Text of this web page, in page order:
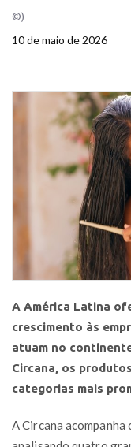
©)
10 de maio de 2026
A América Latina
crescimento às
atuam no
Circana, os
categorias mais
A Circana acompanha